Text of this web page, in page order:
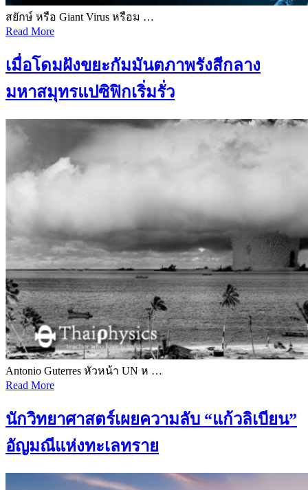
สยักษ์ หรือ Giant Virus หรือม …
Read More
เมื่อโดมฝังขยะกัมมันตภาพรังสีกลาง
มหาสมุทรแปซิฟิกเริ่มรั่ว
Antonio Guterres หัวหน้า UN ห …
Read More
นักวิทยาศาสตร์เผยความลับ “แก้วลิเบียน”
อัญมณีแห่งทะเลทราย